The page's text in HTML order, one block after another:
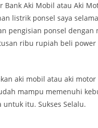
Bank Aki Mobil atau Aki
listrik ponsel saya
pengisian ponsel dengan
ribu rupiah beli
aki mobil atau aki
mampu memenuhi
itu. Sukses Selalu.